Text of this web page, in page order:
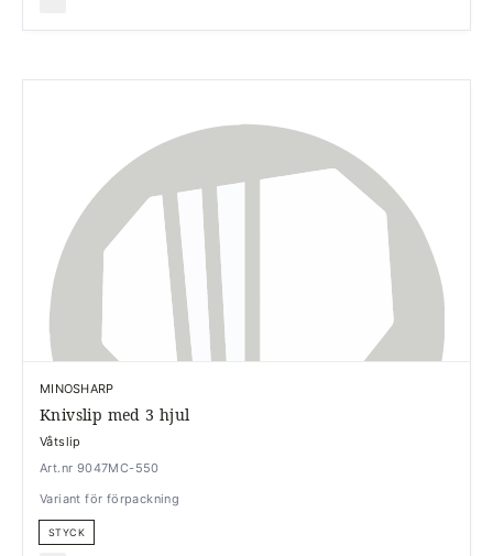
MINOSHARP
Knivslip med 3 hjul
Våtslip
Art.nr 9047MC-550
Variant för förpackning
STYCK